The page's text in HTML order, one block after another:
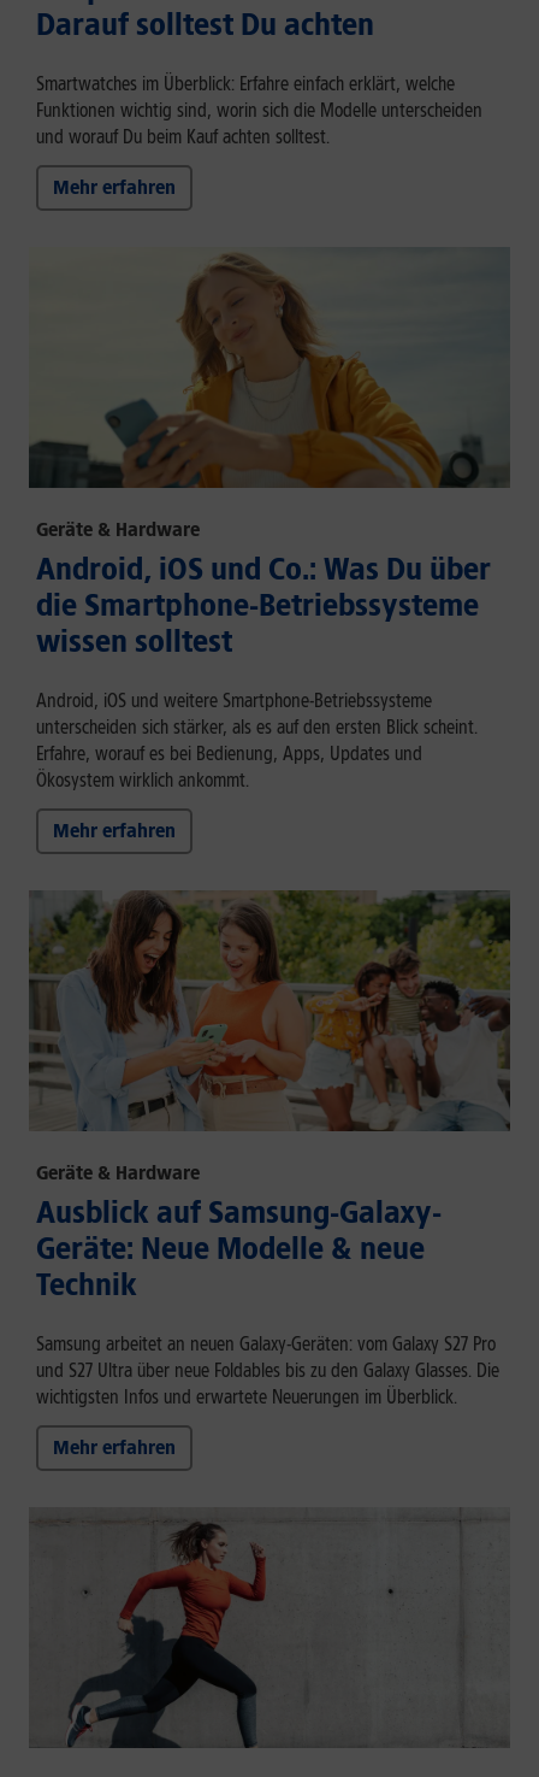
Darauf solltest Du achten
Smartwatches im Überblick: Erfahre einfach erklärt, welche
Funktionen wichtig sind, worin sich die Modelle unterscheiden
und worauf Du beim Kauf achten solltest.
Mehr erfahren
Geräte & Hardware
Android, iOS und Co.: Was Du über
die Smartphone-Betriebssysteme
wissen solltest
Android, iOS und weitere Smartphone-Betriebssysteme
unterscheiden sich stärker, als es auf den ersten Blick scheint.
Erfahre, worauf es bei Bedienung, Apps, Updates und
Ökosystem wirklich ankommt.
Mehr erfahren
Geräte & Hardware
Ausblick auf Samsung-Galaxy-
Geräte: Neue Modelle & neue
Technik
Samsung arbeitet an neuen Galaxy-Geräten: vom Galaxy S27 Pro
und S27 Ultra über neue Foldables bis zu den Galaxy Glasses. Die
wichtigsten Infos und erwartete Neuerungen im Überblick.
Mehr erfahren